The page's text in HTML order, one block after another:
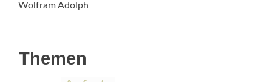
Wolfram Adolph
Themen